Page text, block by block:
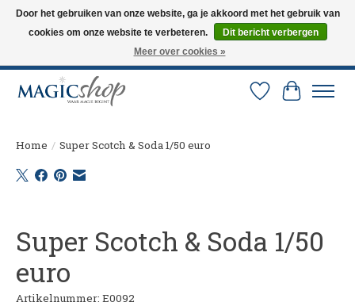
Altijd de nieuwste trucs op voorraad. Snelle verzending via PostNL en DHL.
Langskomen in onze winkel? Bel of mail om een afspraak te maken. 0251-
Verlanglijst
Home / Super Scotch & Soda 1/50 euro
Super Scotch & Soda 1/50
euro
Artikelnummer: E0092
Door het gebruiken van onze website, ga je akkoord met het gebruik van
cookies om onze website te verbeteren.
Dit bericht verbergen
Meer over cookies »